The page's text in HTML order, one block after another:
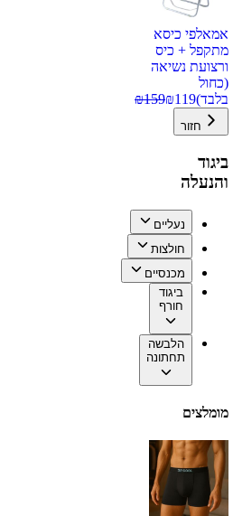
אמאלפי כיסא
מתקפל + כיס
ורצועת נשיאה
(כחול
בלבד)
₪119
₪159
חזור
ביגוד
והנעלה
נעליים
חולצות
מכנסיים
ביגוד
חורף
הלבשה
תחתונה
מומלצים